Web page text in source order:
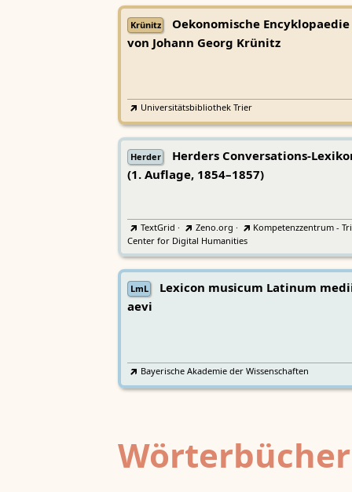
Krünitz
Oekonomische Encyklopaedie
von Johann Georg Krünitz
Universitätsbibliothek Trier
Herder
Herders Conversations-
(1. Auflage, 1854–1857)
TextGrid · Zeno.org ·
Kompetenzzentrum -
Center for Digital Humanities
LmL
Lexicon musicum Latinum
aevi
Bayerische Akademie der Wissenschaften